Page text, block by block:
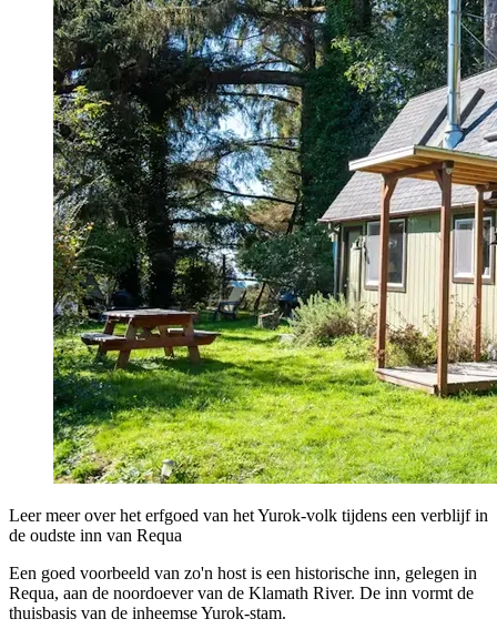
Leer meer over het erfgoed van het Yurok-volk tijdens een verblijf in
de oudste inn van Requa
Een goed voorbeeld van zo'n host is een historische inn, gelegen in
Requa, aan de noordoever van de Klamath River. De inn vormt de
thuisbasis van de inheemse Yurok-stam.